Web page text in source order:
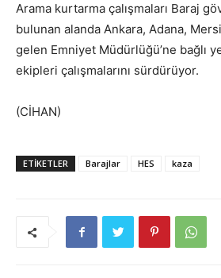
Arama kurtarma çalışmaları Baraj
bulunan alanda Ankara, Adana,
gelen Emniyet Müdürlüğü’ne bağlı
ekipleri çalışmalarını sürdürüyor.
(CİHAN)
ETIKETLER Barajlar HES kaza